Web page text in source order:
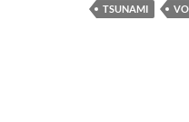
TSUNAMI